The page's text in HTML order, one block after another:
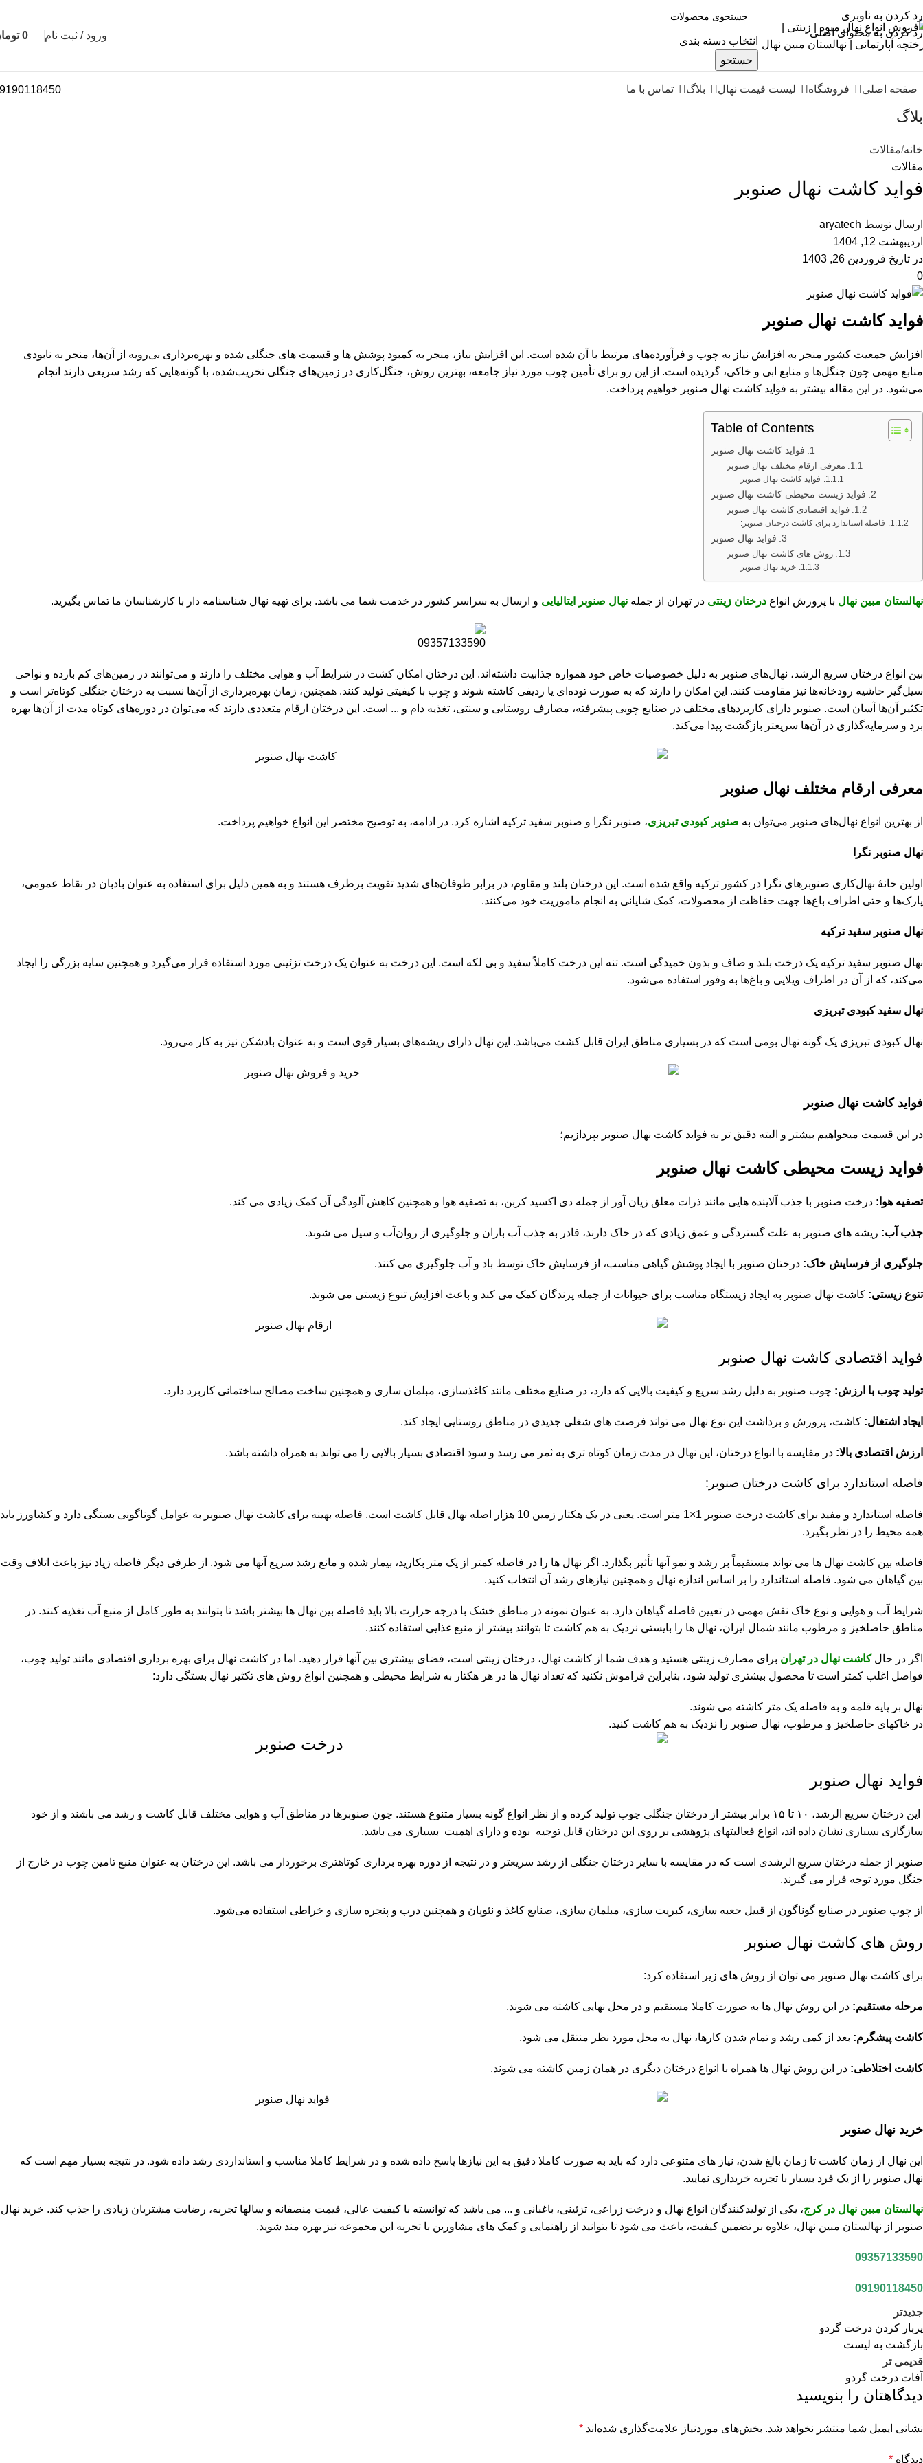
رد کردن به ناوبری
رد کردن به محتوای اصلی
انتخاب دسته بندی
جستجو
ورود / ثبت نام 0
صفحه اصلی فروشگاه لیست قیمت نهال بلاگ تماس با ما
بلاگ
خانه مقالات
مقالات
فواید کاشت نهال صنوبر
ارسال توسط aryatech
اردیبهشت 12, 1404
در تاریخ فروردین 26, 1403
0
فواید کاشت نهال صنوبر
افزایش جمعیت کشور منجر به افزایش نیاز به چوب و فرآورده‌های مرتبط با آن شده است. این افزایش نیاز، منجر به کمبود پوشش ها و قسمت های جنگلی شده و بهره‌برداری بی‌رویه از آن‌ها، منجر به نابودی
منابع مهمی چون جنگل‌ها و منابع ابی و خاکی، گردیده است. از این رو برای تأمین چوب مورد نیاز جامعه، بهترین روش، جنگل‌کاری در زمین‌های جنگلی تخریب‌شده، با گونه‌هایی که رشد سریعی دارند انجام
می‌شود. در این مقاله بیشتر به فواید کاشت نهال صنوبر خواهیم پرداخت.
Table of Contents
فواید کاشت نهال صنوبر
معرفی ارقام مختلف نهال صنوبر
فواید کاشت نهال صنوبر
فواید زیست محیطی کاشت نهال صنوبر
فواید اقتصادی کاشت نهال صنوبر
فاصله استاندارد برای کاشت درختان صنوبر:
فواید نهال صنوبر
روش های کاشت نهال صنوبر
خرید نهال صنوبر
نهالستان مبین نهال با پرورش انواع درختان زینتی در تهران از جمله نهال صنوبر ایتالیایی و ارسال به سراسر کشور در خدمت شما می باشد. برای تهیه نهال شناسنامه دار با کارشناسان ما تماس بگیرید.
بین انواع درختان سریع الرشد، نهال‌های صنوبر به دلیل خصوصیات خاص خود همواره جذابیت داشته‌اند. این درختان امکان کشت در شرایط آب و هوایی مختلف را دارند و می‌توانند در زمین‌های کم بازده و نواحی
سیل‌گیر حاشیه رودخانه‌ها نیز مقاومت کنند. این امکان را دارند که به صورت توده‌ای یا ردیفی کاشته شوند و چوب با کیفیتی تولید کنند. همچنین، زمان بهره‌برداری از آن‌ها نسبت به درختان جنگلی کوتاه‌تر است و
تکثیر آن‌ها آسان است. صنوبر دارای کاربردهای مختلف در صنایع چوبی پیشرفته، مصارف روستایی و سنتی، تغذیه دام و ... است. این درختان ارقام متعددی دارند که می‌توان در دوره‌های کوتاه مدت از آن‌ها بهره
برد و سرمایه‌گذاری در آن‌ها سریعتر بازگشت پیدا می‌کند.
معرفی ارقام مختلف نهال صنوبر
از بهترین انواع نهال‌های صنوبر می‌توان به صنوبر کبودی تبریزی، صنوبر نگرا و صنوبر سفید ترکیه اشاره کرد. در ادامه، به توضیح مختصر این انواع خواهیم پرداخت.
نهال صنوبر نگرا
اولین خانهٔ نهال‌کاری صنوبر‌های نگرا در کشور ترکیه واقع شده است. این درختان بلند و مقاوم، در برابر طوفان‌های شدید تقویت برطرف هستند و به همین دلیل برای استفاده به عنوان بادبان در نقاط عمومی،
پارک‌ها و حتی اطراف باغ‌ها جهت حفاظت از محصولات، کمک شایانی به انجام ماموریت خود می‌کنند.
نهال صنوبر سفید ترکیه
نهال صنوبر سفید ترکیه یک درخت بلند و صاف و بدون خمیدگی است. تنه این درخت کاملاً سفید و بی لکه است. این درخت به عنوان یک درخت تزئینی مورد استفاده قرار می‌گیرد و همچنین سایه بزرگی را ایجاد
می‌کند، که از آن در اطراف ویلایی و باغ‌ها به وفور استفاده می‌شود.
نهال سفید کبودی تبریزی
نهال کبودی تبریزی یک گونه نهال بومی است که در بسیاری مناطق ایران قابل کشت می‌باشد. این نهال دارای ریشه‌های بسیار قوی است و به عنوان بادشکن نیز به کار می‌رود.
فواید کاشت نهال صنوبر
در این قسمت میخواهیم بیشتر و البته دقیق تر به فواید کاشت نهال صنوبر بپردازیم؛
فواید زیست محیطی کاشت نهال صنوبر
تصفیه هوا: درخت صنوبر با جذب آلاینده‌ هایی مانند ذرات معلق زیان آور از جمله دی اکسید کربن، به تصفیه هوا و همچنین کاهش آلودگی آن کمک زیادی می‌ کند.
جذب آب: ریشه‌ های صنوبر به علت گستردگی و عمق زیادی که در خاک دارند، قادر به جذب آب باران و جلوگیری از روان‌آب و سیل می شوند.
جلوگیری از فرسایش خاک: درختان صنوبر با ایجاد پوشش گیاهی مناسب، از فرسایش خاک توسط باد و آب جلوگیری می ‌کنند.
تنوع زیستی: کاشت نهال صنوبر به ایجاد زیستگاه مناسب برای حیوانات از جمله پرندگان کمک می‌ کند و باعث افزایش تنوع زیستی می ‌شوند.
فواید اقتصادی کاشت نهال صنوبر
تولید چوب با ارزش: چوب صنوبر به دلیل رشد سریع و کیفیت بالایی که دارد، در صنایع مختلف مانند کاغذسازی، مبلمان ‌سازی و همچنین ساخت مصالح ساختمانی کاربرد دارد.
ایجاد اشتغال: کاشت، پرورش و برداشت این نوع نهال می ‌تواند فرصت ‌های شغلی جدیدی در مناطق روستایی ایجاد کند.
ارزش اقتصادی بالا: در مقایسه با انواع درختان، این نهال در مدت زمان کوتاه ‌تری به ثمر می ‌رسد و سود اقتصادی بسیار بالایی را می تواند به همراه داشته باشد.
فاصله استاندارد برای کاشت درختان صنوبر:
فاصله استاندارد و مفید برای کاشت درخت صنوبر 1×1 متر است. یعنی در یک هکتار زمین 10 هزار اصله نهال قابل کاشت است. فاصله بهینه برای کاشت نهال صنوبر به عوامل گوناگونی بستگی دارد و کشاورز باید
همه محیط را در نظر بگیرد.
فاصله بین کاشت نهال ها می تواند مستقیماً بر رشد و نمو آنها تأثیر بگذارد. اگر نهال ها را در فاصله کمتر از یک متر بکارید، بیمار شده و مانع رشد سریع آنها می شود. از طرفی دیگر فاصله زیاد نیز باعث اتلاف وقت
بین گیاهان می شود. فاصله استاندارد را بر اساس اندازه نهال و همچنین نیازهای رشد آن انتخاب کنید.
شرایط آب و هوایی و نوع خاک نقش مهمی در تعیین فاصله گیاهان دارد. به عنوان نمونه در مناطق خشک با درجه حرارت بالا باید فاصله بین نهال ها بیشتر باشد تا بتوانند به طور کامل از منبع آب تغذیه کنند. در
مناطق حاصلخیز و مرطوب مانند شمال ایران، نهال ها را بایستی نزدیک به هم کاشت تا بتوانند بیشتر از منبع غذایی استفاده کنند.
اگر در حال کاشت نهال در تهران برای مصارف زینتی هستید و هدف شما از کاشت نهال، درختان زینتی است، فضای بیشتری بین آنها قرار دهید. اما در کاشت نهال برای بهره برداری اقتصادی مانند تولید چوب،
فواصل اغلب کمتر است تا محصول بیشتری تولید شود، بنابراین فراموش نکنید که تعداد نهال ها در هر هکتار به شرایط محیطی و همچنین انواع روش های تکثیر نهال بستگی دارد:
نهال بر پایه قلمه و به فاصله یک متر کاشته می شوند.
در خاکهای حاصلخیز و مرطوب، نهال صنوبر را نزدیک به هم کاشت کنید.
فواید نهال صنوبر
این درختان سریع الرشد، ۱۰ تا ۱۵ برابر بیشتر از درختان جنگلی چوب تولید کرده و از نظر انواع گونه بسیار متنوع هستند. چون صنوبرها در مناطق آب و هوایی مختلف قابل کاشت و رشد می باشند و از خود
سازگاری بسباری نشان داده اند، انواع فعالیتهای پژوهشی بر روی این درختان قابل توجیه بوده و دارای اهمیت بسیاری می باشد.
صنوبر از جمله درختان سریع الرشدی است که در مقایسه با سایر درختان جنگلی از رشد سریعتر و در نتیجه از دوره بهره برداری کوتاهتری برخوردار می باشد. این درختان به عنوان منبع تامین چوب در خارج از
جنگل مورد توجه قرار می گیرند.
از چوب صنوبر در صنایع گوناگون از قبیل جعبه سازی، کبریت سازی، مبلمان سازی، صنایع کاغذ و نئوپان و همچنین درب و پنجره سازی و خراطی استفاده می‌شود.
روش های کاشت نهال صنوبر
برای کاشت نهال صنوبر می‌ توان از روش‌ های زیر استفاده کرد:
مرحله مستقیم: در این روش نهال‌ ها به‌ صورت کاملا مستقیم و در محل نهایی کاشته می‌ شوند.
کاشت پیشگرم: بعد از کمی رشد و تمام شدن کارها، نهال به محل مورد نظر منتقل می شود.
کاشت اختلاطی: در این روش نهال‌ ها همراه با انواع درختان دیگری در همان زمین کاشته می‌ شوند.
خرید نهال صنوبر
این نهال از زمان کاشت تا زمان بالغ شدن، نیاز های متنوعی دارد که باید به صورت کاملا دقیق به این نیازها پاسخ داده شده و در شرایط کاملا مناسب و استانداردی رشد داده شود. در نتیجه بسیار مهم است که
نهال صنوبر را از یک فرد بسیار با تجربه خریداری نمایید.
نهالستان مبین نهال در کرج، یکی از تولیدکنندگان انواع نهال و درخت زراعی، تزئینی، باغبانی و ... می باشد که توانسته با کیفیت عالی، قیمت منصفانه و سالها تجربه، رضایت مشتریان زیادی را جذب کند. خرید نهال
صنوبر از نهالستان مبین نهال، علاوه بر تضمین کیفیت، باعث می ‌شود تا بتوانید از راهنمایی و کمک ‌های مشاورین با تجربه این مجموعه نیز بهره‌ مند شوید.
09357133590
09190118450
جدیدتر
پربار کردن درخت گردو
بازگشت به لیست
قدیمی تر
آفات درخت گردو
دیدگاهتان را بنویسید
نشانی ایمیل شما منتشر نخواهد شد. بخش‌های موردنیاز علامت‌گذاری شده‌اند *
دیدگاه *